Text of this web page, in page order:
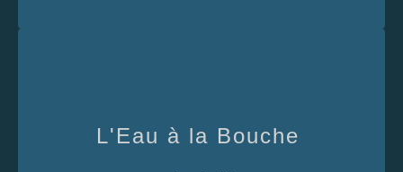
L'Eau à la Bouche